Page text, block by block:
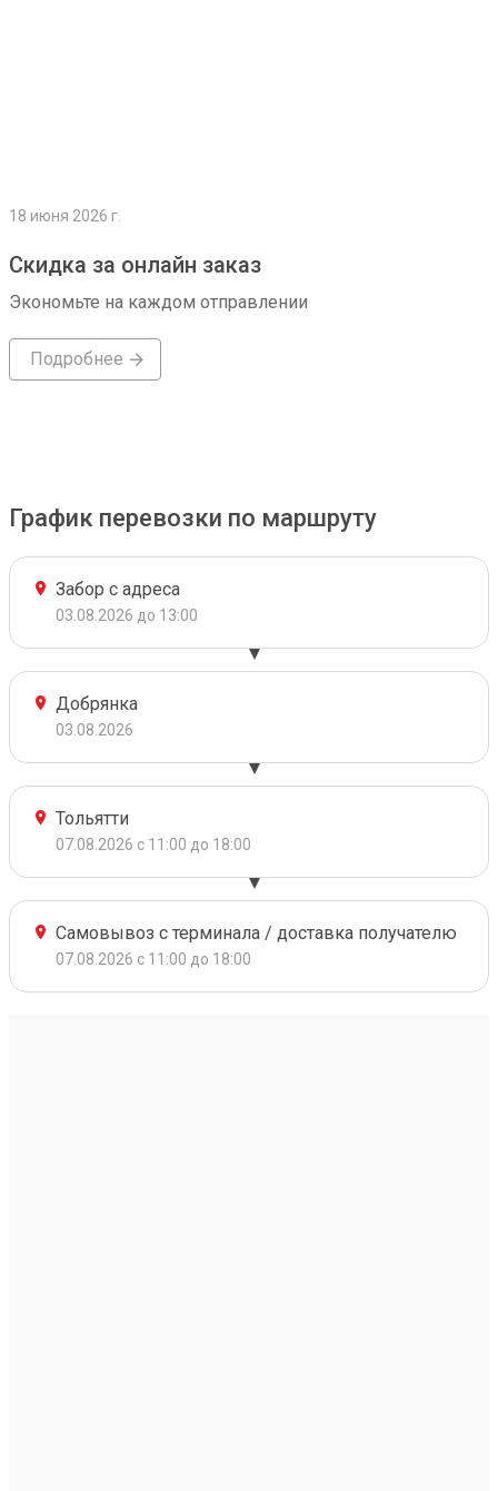
18 июня 2026 г.
Скидка за онлайн заказ
Экономьте на каждом отправлении
Подробнее
График перевозки по маршруту
Забор с адреса
03.08.2026 до 13:00
Добрянка
03.08.2026
Тольятти
07.08.2026 с 11:00 до 18:00
Самовывоз с терминала / доставка получателю
07.08.2026 с 11:00 до 18:00